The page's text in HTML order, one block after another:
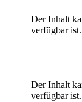
Der Inhalt
verfügbar ist.
Der Inhalt
verfügbar ist.